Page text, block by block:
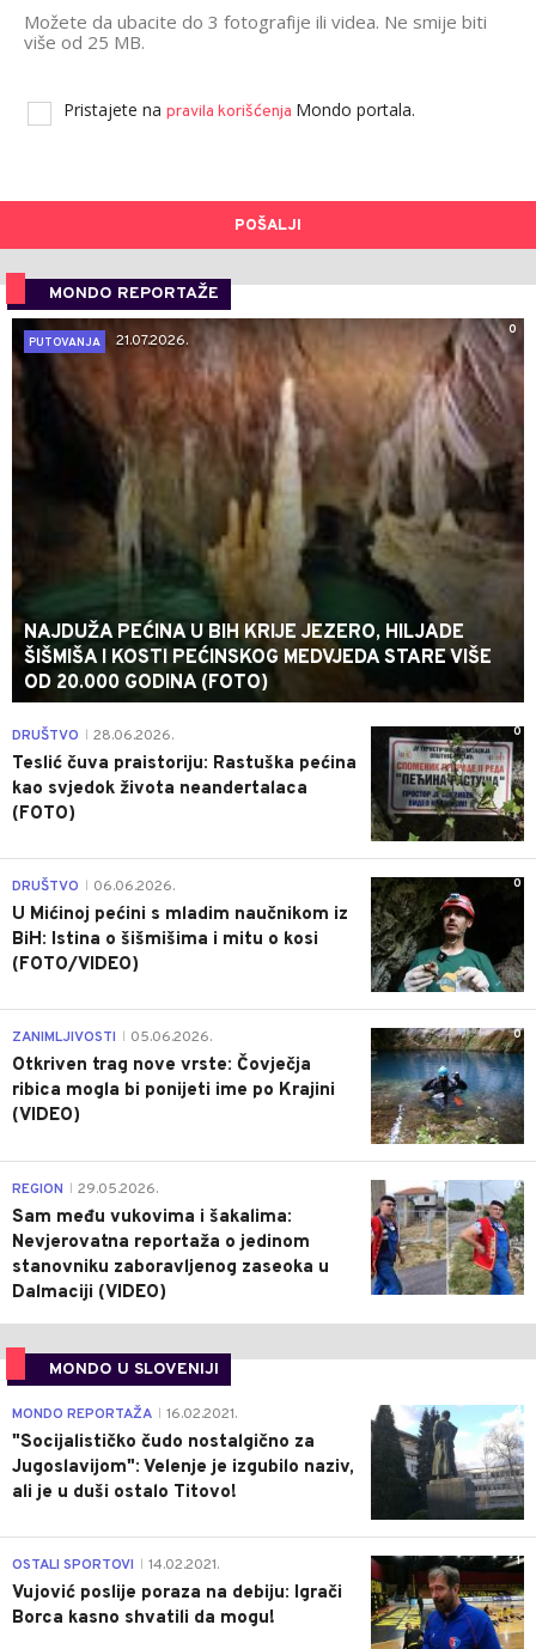
Možete da ubacite do 3 fotografije ili videa. Ne smije biti
više od 25 MB.
Pristajete na pravila korišćenja Mondo portala.
POŠALJI
MONDO REPORTAŽE
0
PUTOVANJA
21.07.2026.
NAJDUŽA PEĆINA U BIH KRIJE JEZERO, HILJADE
ŠIŠMIŠA I KOSTI PEĆINSKOG MEDVJEDA STARE VIŠE
OD 20.000 GODINA (FOTO)
0
DRUŠTVO 28.06.2026.
Teslić čuva praistoriju: Rastuška pećina
kao svjedok života neandertalaca
(FOTO)
0
DRUŠTVO 06.06.2026.
U Mićinoj pećini s mladim naučnikom iz
BiH: Istina o šišmišima i mitu o kosi
(FOTO/VIDEO)
0
ZANIMLJIVOSTI 05.06.2026.
Otkriven trag nove vrste: Čovječja
ribica mogla bi ponijeti ime po Krajini
(VIDEO)
0
REGION 29.05.2026.
Sam među vukovima i šakalima:
Nevjerovatna reportaža o jedinom
stanovniku zaboravljenog zaseoka u
Dalmaciji (VIDEO)
MONDO U SLOVENIJI
4
MONDO REPORTAŽA 16.02.2021.
"Socijalističko čudo nostalgično za
Jugoslavijom": Velenje je izgubilo naziv,
ali je u duši ostalo Titovo!
1
OSTALI SPORTOVI 14.02.2021.
Vujović poslije poraza na debiju: Igrači
Borca kasno shvatili da mogu!